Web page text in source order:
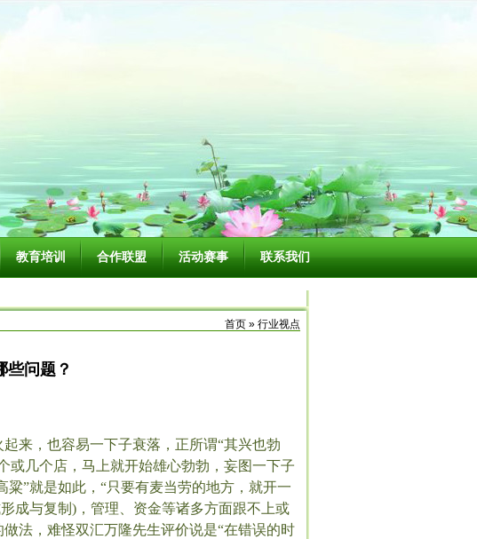
教育培训 合作联盟 活动赛事 联系我们
首页 » 行业视点
些问题？
来，也容易一下子衰落，正所谓“其兴也勃
或几个店，马上就开始雄心勃勃，妄图一下子
”就是如此，“只要有麦当劳的地方，就开一
成与复制)，管理、资金等诸多方面跟不上或
法，难怪双汇万隆先生评价说是“在错误的时